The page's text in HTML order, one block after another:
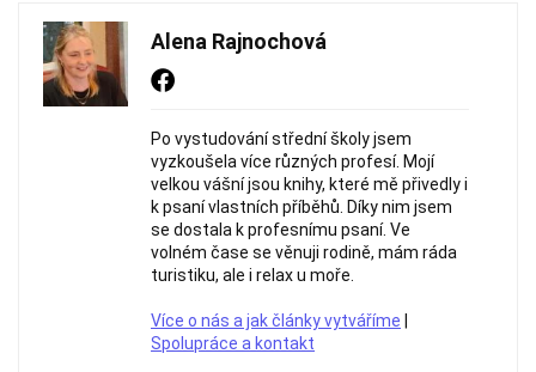
Alena Rajnochová
Po vystudování střední školy jsem
vyzkoušela více různých profesí. Mojí
velkou vášní jsou knihy, které mě přivedly i
k psaní vlastních příběhů. Díky nim jsem
se dostala k profesnímu psaní. Ve
volném čase se věnuji rodině, mám ráda
turistiku, ale i relax u moře.
Více o nás a jak články vytváříme
Spolupráce a kontakt